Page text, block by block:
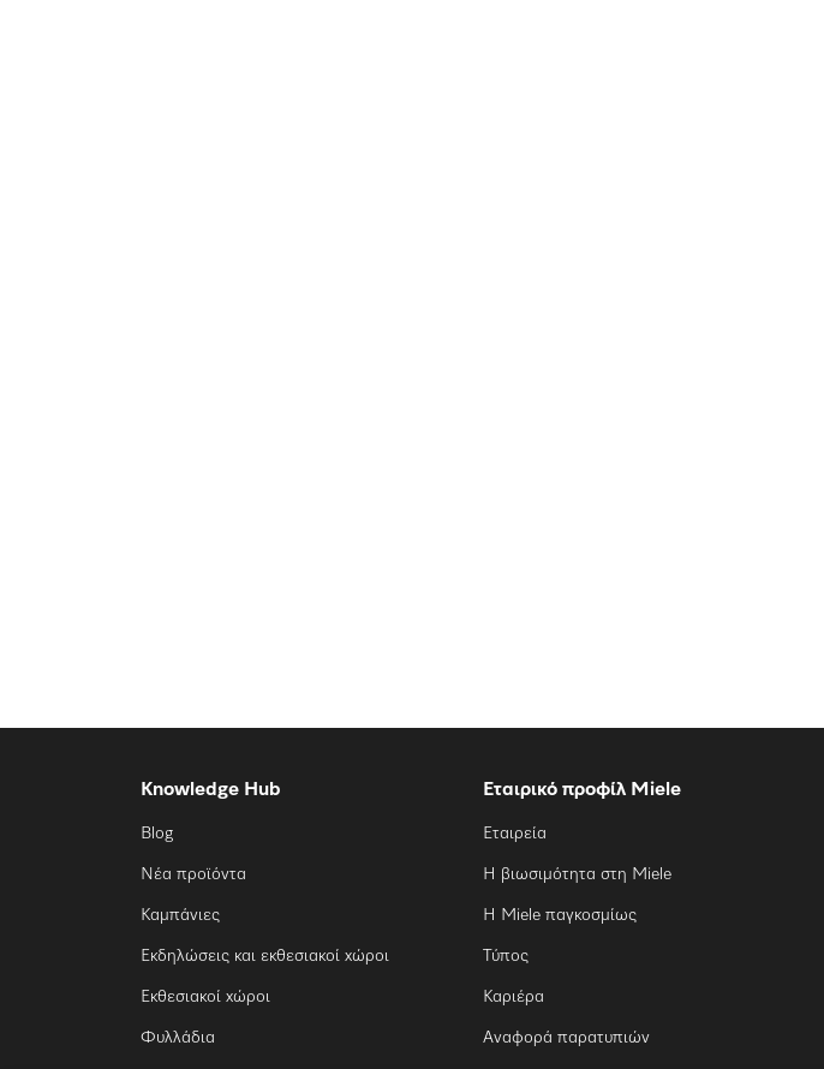
Knowledge Hub
Blog
Νέα προϊόντα
Καμπάνιες
Εκδηλώσεις και εκθεσιακοί χώροι
Εκθεσιακοί χώροι
Φυλλάδια
Εταιρικό προφίλ Miele
Εταιρεία
Η βιωσιμότητα στη Miele
Η Miele παγκοσμίως
Τύπος
Καριέρα
Αναφορά παρατυπιών